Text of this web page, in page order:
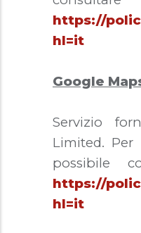
https://
hl=it
Google
Servizio
Limited.
possibile
https://
hl=it